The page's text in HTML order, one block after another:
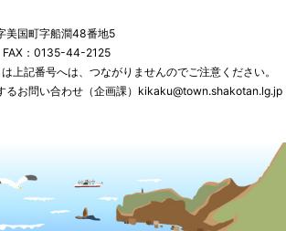
美国町字船澗48番地5
：0135-44-2125
上記番号へは、つながりませんのでご注意ください。
お問い合わせ（企画課）kikaku@town.shakotan.lg.jp